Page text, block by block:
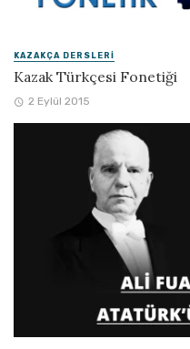
KAZAKÇA DERSLERI
Kazak Türkçesi Fonetiği
2 Eylül 2015